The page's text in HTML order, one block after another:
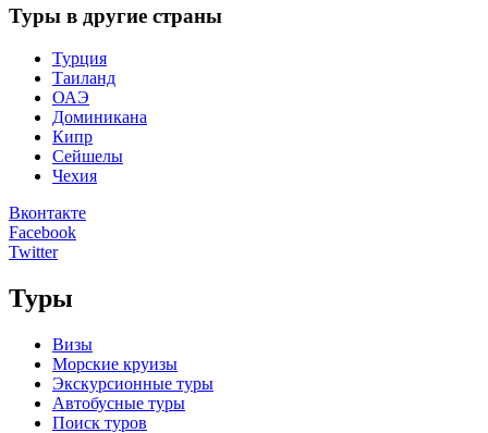
Туры в другие страны
Турция
Таиланд
ОАЭ
Доминикана
Кипр
Сейшелы
Чехия
Вконтакте
Facebook
Twitter
Туры
Визы
Морские круизы
Экскурсионные туры
Автобусные туры
Поиск туров